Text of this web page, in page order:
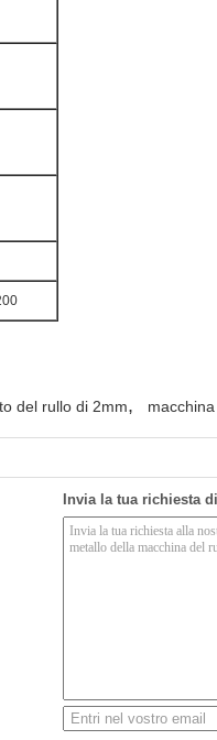
del rullo di 2mm,
Invia la tua richiesta